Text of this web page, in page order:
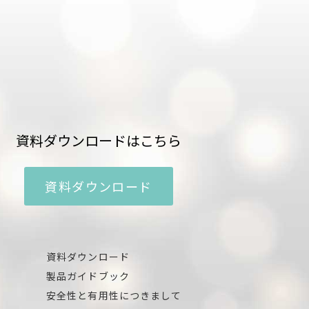
資料ダウンロードはこちら
資料ダウンロード
資料ダウンロード
製品ガイドブック
安全性と有用性につきまして